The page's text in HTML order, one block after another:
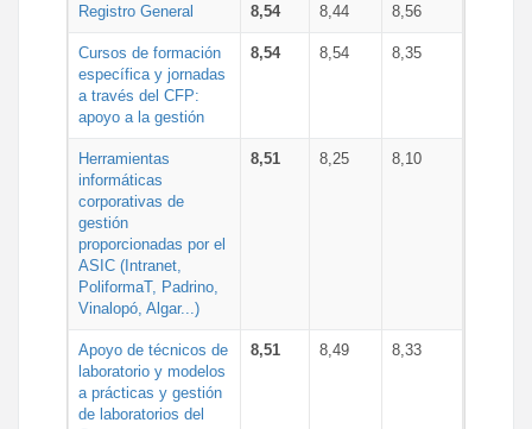
Registro General 8,54 8,44 8,56
Cursos de formación
específica y jornadas
a través del CFP:
apoyo a la gestión
8,54 8,54 8,35
Herramientas
informáticas
corporativas de
gestión
proporcionadas por el
ASIC (Intranet,
PoliformaT, Padrino,
Vinalopó, Algar...)
8,51 8,25 8,10
Apoyo de técnicos de
laboratorio y modelos
a prácticas y gestión
de laboratorios del
8,51 8,49 8,33